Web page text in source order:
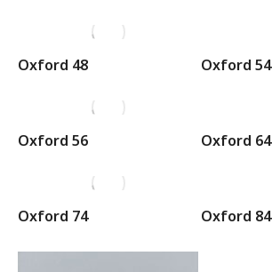
Oxford 48 Oxford 54
Oxford 56 Oxford 64
Oxford 74 Oxford 84